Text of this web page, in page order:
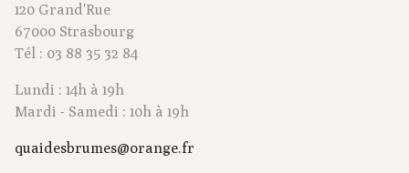
120 Grand'Rue
67000 Strasbourg
Tél : 03 88 35 32 84
Lundi : 14h à 19h
Mardi - Samedi : 10h à 19h
quaidesbrumes@orange.fr